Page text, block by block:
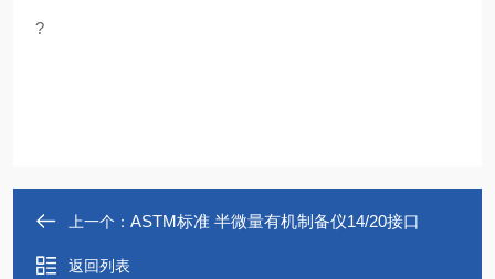
?
上一个： ASTM标准 半微量有机制备仪14/20接口
返回列表